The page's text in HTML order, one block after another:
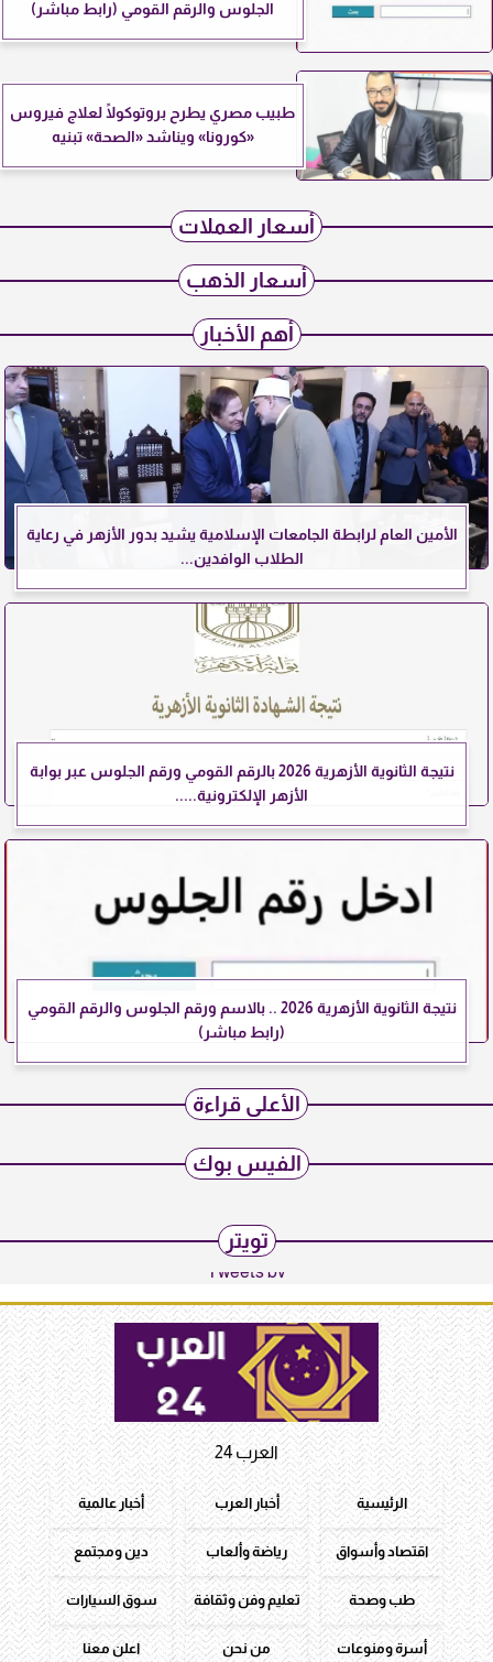
الجلوس والرقم القومي (رابط مباشر)
طبيب مصري يطرح بروتوكولًا لعلاج فيروس
«كورونا» ويناشد «الصحة» تبنيه
أسعار العملات
أسعار الذهب
أهم الأخبار
الأمين العام لرابطة الجامعات الإسلامية يشيد بدور الأزهر في رعاية
الطلاب الوافدين...
نتيجة الثانوية الأزهرية 2026 بالرقم القومي ورقم الجلوس عبر بوابة
الأزهر الإلكترونية.....
نتيجة الثانوية الأزهرية 2026 .. بالاسم ورقم الجلوس والرقم القومي
(رابط مباشر)
الأعلى قراءة
الفيس بوك
تويتر
Tweets by
العرب 24
الرئيسية أخبار العرب أخبار عالمية
اقتصاد وأسواق رياضة وألعاب دين ومجتمع
طب وصحة تعليم وفن وثقافة سوق السيارات
أسرة ومنوعات من نحن اعلن معنا